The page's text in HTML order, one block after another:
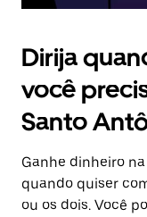
Dirija
você
Santo
Ganhe dinheiro
quando quiser
ou os dois. Você